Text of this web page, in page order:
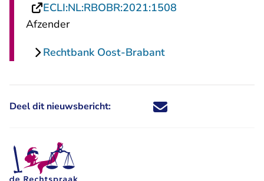
ECLI:NL:RBOBR:2021:1508
Afzender
Rechtbank Oost-Brabant
Deel dit nieuwsbericht: Deel dit nieuwsbericht via X -
Deel dit nieuwsbericht via
Deel dit nieuwsbericht
Deel dit